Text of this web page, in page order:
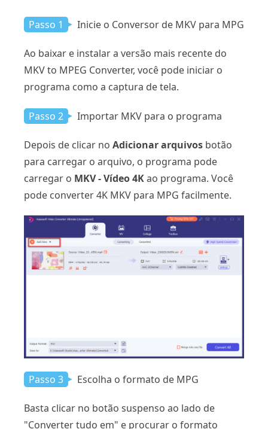
Passo 1 Inicie o Conversor de MKV para MPG
Ao baixar e instalar a versão mais recente do
MKV to MPEG Converter, você pode iniciar o
programa como a captura de tela.
Passo 2 Importar MKV para o programa
Depois de clicar no Adicionar arquivos botão
para carregar o arquivo, o programa pode
carregar o MKV - Vídeo 4Kao programa. Você
pode converter 4K MKV para MPG facilmente.
Passo 3 Escolha o formato de MPG
Basta clicar no botão suspenso ao lado de
"Converter tudo em" e procurar o formato